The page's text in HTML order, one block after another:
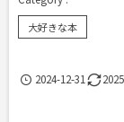
大好きな本
2024-12-31